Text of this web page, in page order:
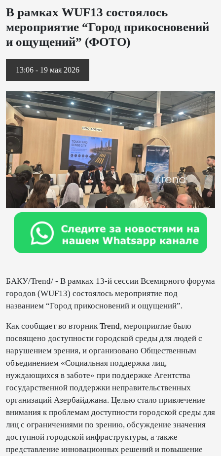
В рамках WUF13 состоялось
мероприятие “Город прикосновений
и ощущений” (ФОТО)
13:06 - 19 мая 2026
БАКУ/Trend/ - В рамках 13-й сессии Всемирного форума
городов (WUF13) состоялось мероприятие под
названием “Город прикосновений и ощущений”.
Как сообщает во вторникTrend, мероприятие было
посвящено доступности городской среды для людей с
нарушением зрения, и организовано Общественным
объединением «Социальная поддержка лиц,
нуждающихся в заботе» при поддержке Агентства
государственной поддержки неправительственных
организаций Азербайджана. Целью стало привлечение
внимания к проблемам доступности городской среды для
лиц с ограничениями по зрению, обсуждение значения
доступной городской инфраструктуры, а также
представление инновационных решений и повышение